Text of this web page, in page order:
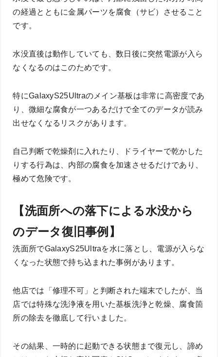
の経過とともに金属パーツを腐食（サビ）させること
です。
水没直後は動作していても、数日後に突然電源が入ら
なくなるのはこのためです。
特にGalaxyS25Ultraのメイン基板は非常に高密度であ
り、微細な腐食が一つあるだけで全てのデータが読み
出せなくなるリスクがあります。
自己判断で乾燥剤に入れたり、ドライヤーで乾かした
りする行為は、内部の腐食を加速させるだけであり、
極めて危険です。
【洗面所への落下による水没から
のデータ復旧事例】
洗面所でGalaxyS25Ultraを水に落とし、電源が入らな
くなった状態で持ち込まれた事例があります。
他店では「修理不可」と判断された端末でしたが、当
店では特殊な洗浄液を用いた基板洗浄と乾燥、腐食箇
所の除去を徹底して行いました。
その結果、一時的に起動できる状態まで復元し、諦め